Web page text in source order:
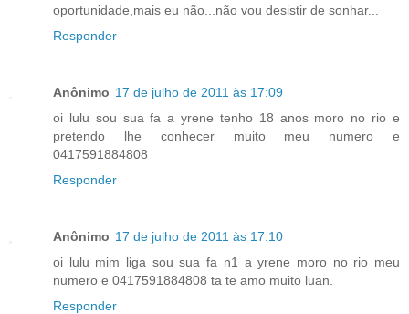
oportunidade,mais eu não...não vou desistir de sonhar...
Responder
Anônimo 17 de julho de 2011 às 17:09
oi lulu sou sua fa a yrene tenho 18 anos moro no rio e
pretendo lhe conhecer muito meu numero e
0417591884808
Responder
Anônimo 17 de julho de 2011 às 17:10
oi lulu mim liga sou sua fa n1 a yrene moro no rio meu
numero e 0417591884808 ta te amo muito luan.
Responder